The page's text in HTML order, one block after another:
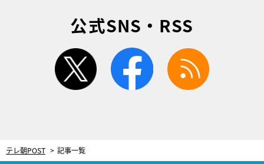
公式SNS・RSS
twitter facebook
テレ朝POST 記事一覧